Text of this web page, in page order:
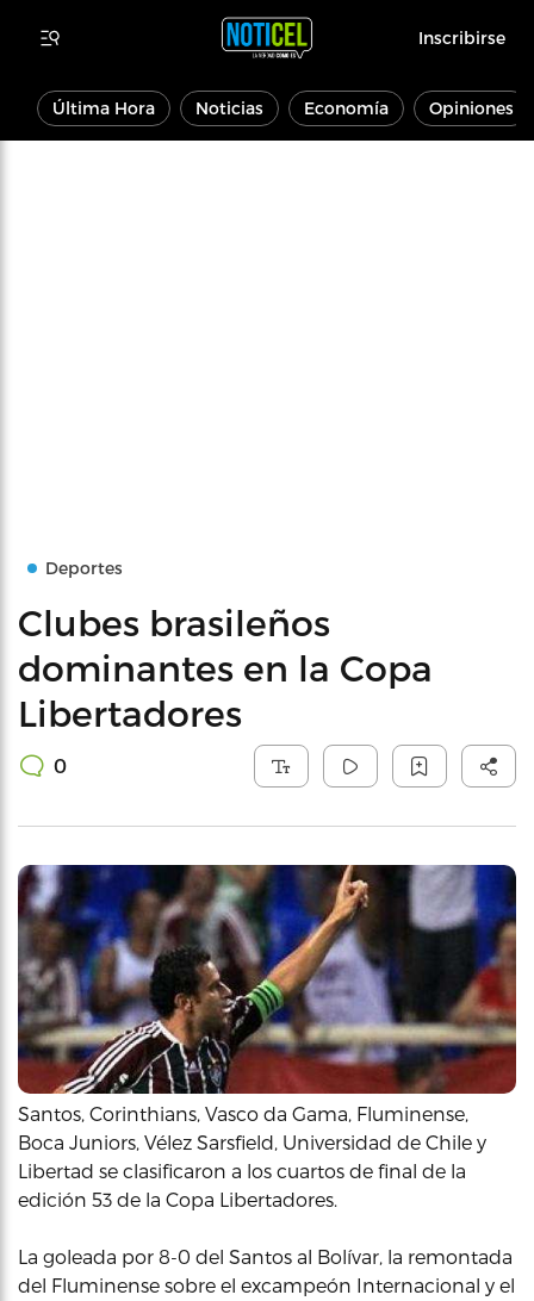
Inscribirse
Última Hora Noticias Economía Opiniones
Deportes
Clubes brasileños
dominantes en la Copa
Libertadores
0
Santos, Corinthians, Vasco da Gama, Fluminense,
Boca Juniors, Vélez Sarsfield, Universidad de Chile y
Libertad se clasificaron a los cuartos de final de la
edición 53 de la Copa Libertadores.
La goleada por 8-0 del Santos al Bolívar, la remontada
del Fluminense sobre el excampeón Internacional y el